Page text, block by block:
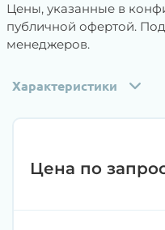
Цены, указанные в
публичной офертой.
менеджеров.
Характеристики
Цена по